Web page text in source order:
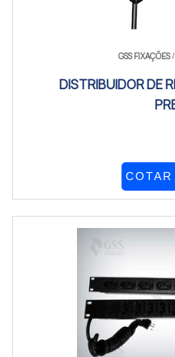
GSS FIXAÇÕES/
DISTRIBUIDOR DE